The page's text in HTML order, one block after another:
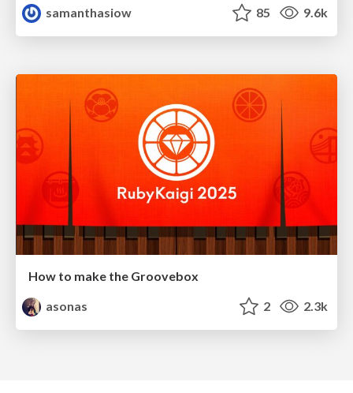
samanthasiow
85 9.6k
How to make the Groovebox
asonas
2 2.3k